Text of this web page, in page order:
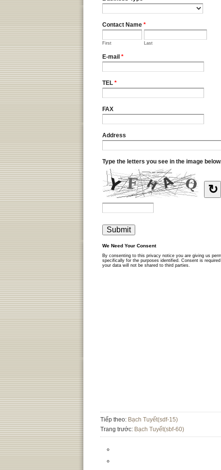
Tiếp theo: Bạch Tuyết(sdf-15)
Trang trước: Bạch Tuyết(sbf-60)